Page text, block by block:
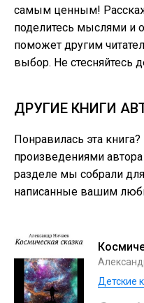
самым ценным!
поделитесь мыслями и
поможет другим
выбор. Не стесняйтесь
ДРУГИЕ КНИГИ
Понравилась эта
произведениями автора
разделе мы собрали
написанные вашим
Детские